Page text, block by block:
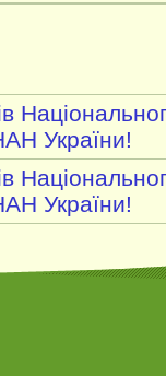
України!
України!